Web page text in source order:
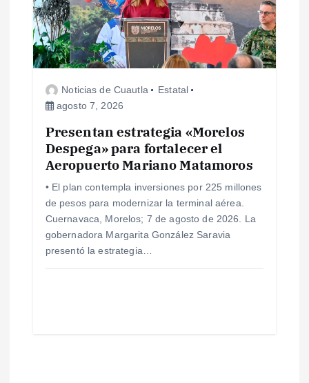
Noticias de Cuautla
Estatal
agosto 7, 2026
Presentan estrategia «Morelos
Despega» para fortalecer el
Aeropuerto Mariano Matamoros
• El plan contempla inversiones por 225 millones
de pesos para modernizar la terminal aérea.
Cuernavaca, Morelos; 7 de agosto de 2026. La
gobernadora Margarita González Saravia
presentó la estrategia…